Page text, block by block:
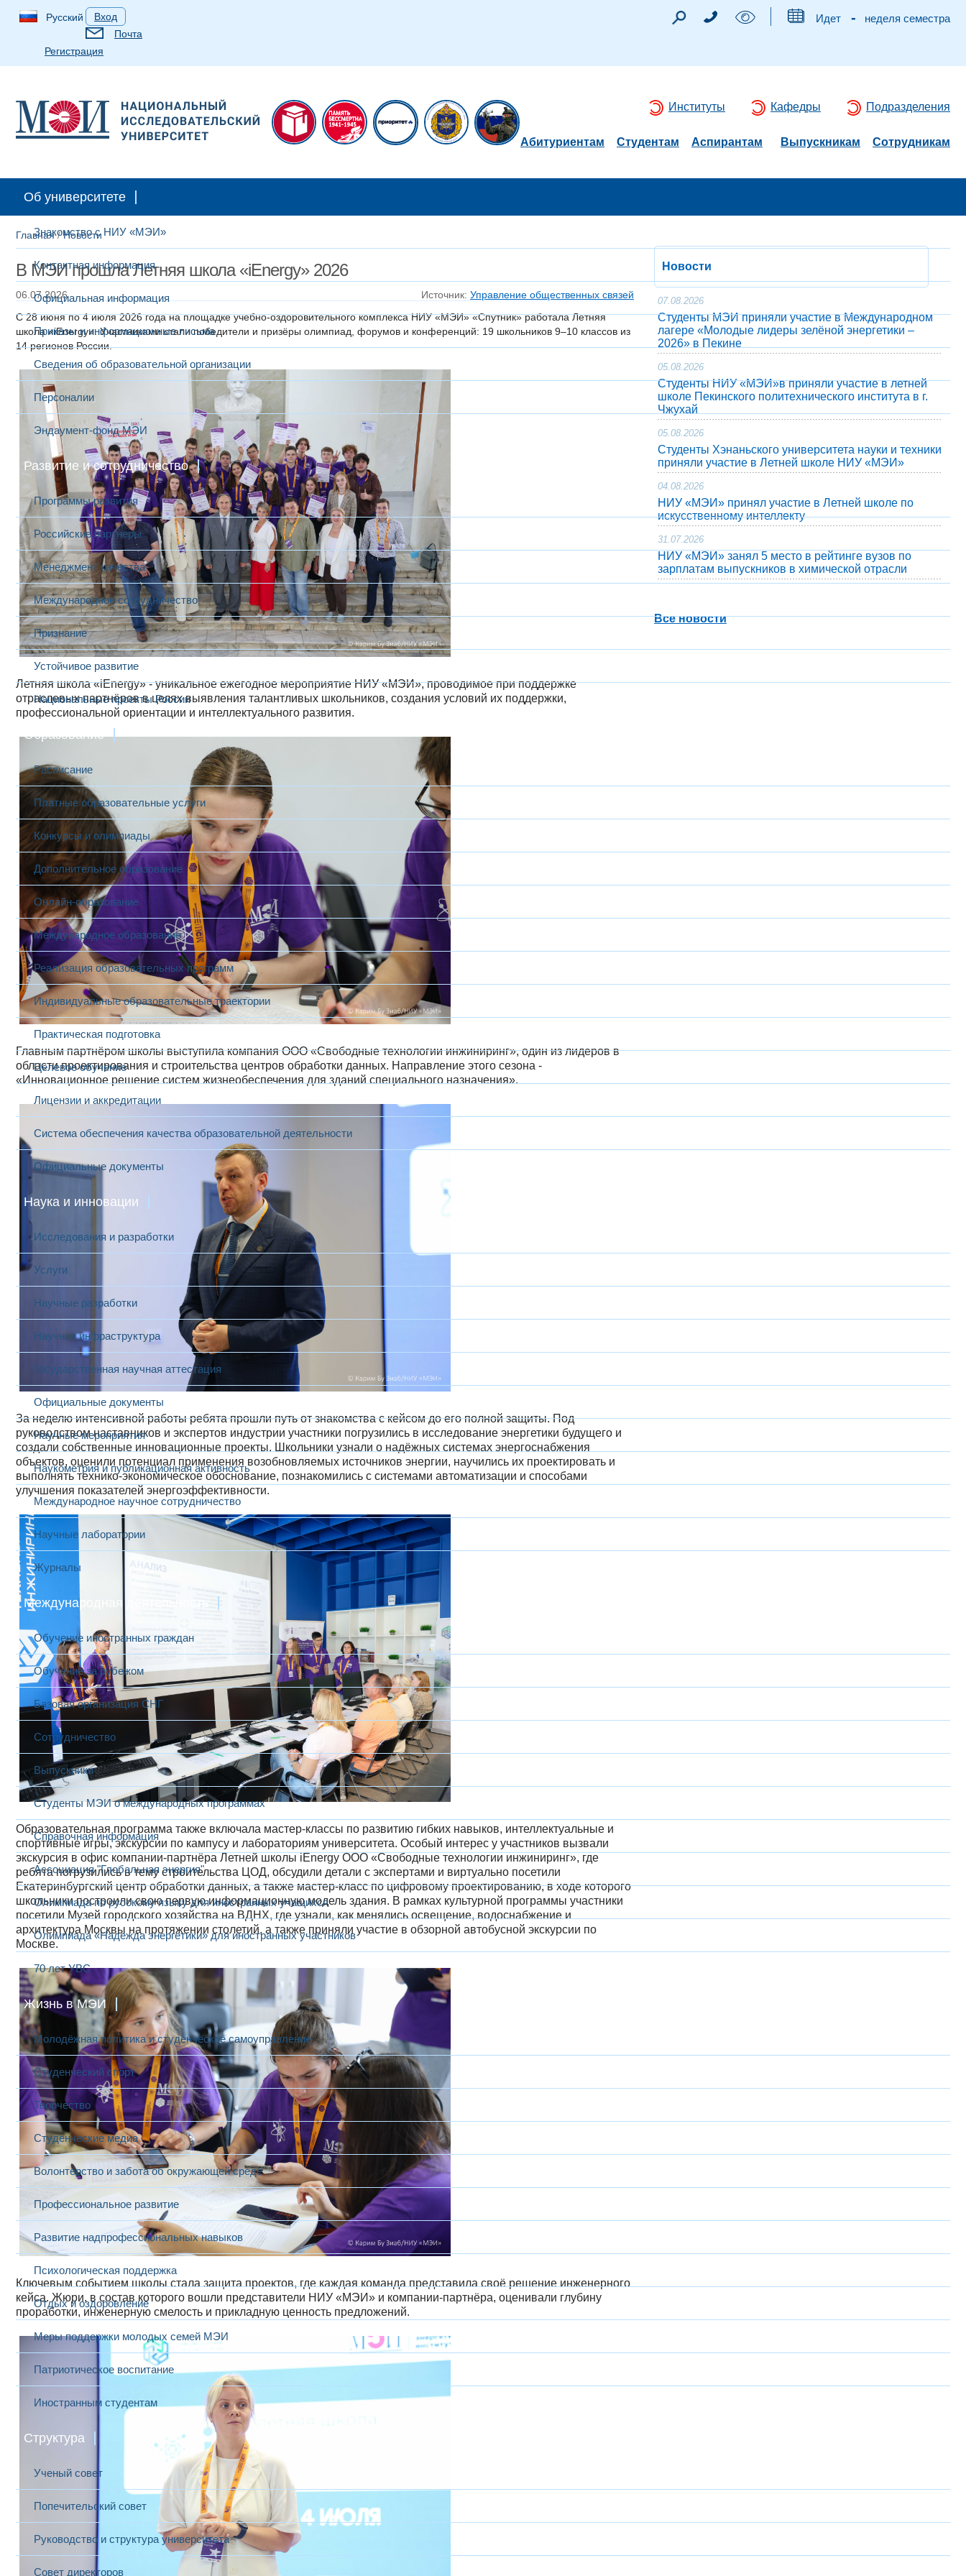
Русский
Вход
Почта
Регистрация
Идет - неделя семестра
Институты Кафедры Подразделения
Абитуриентам Студентам Аспирантам Выпускникам Сотрудникам
Об университете
Знакомство с НИУ «МЭИ»
Контактная информация
Официальная информация
Приказы и информационные письма
Сведения об образовательной организации
Персоналии
Эндаумент-фонд МЭИ
Развитие и сотрудничество
Программы развития
Российские партнеры
Менеджмент качества
Международное сотрудничество
Признание
Устойчивое развитие
Национальные проекты России
Образование
Расписание
Платные образовательные услуги
Конкурсы и олимпиады
Дополнительное образование
Онлайн-образование
Международное образование
Реализация образовательных программ
Индивидуальные образовательные траектории
Практическая подготовка
Целевое обучение
Лицензии и аккредитации
Система обеспечения качества образовательной деятельности
Официальные документы
Наука и инновации
Исследования и разработки
Услуги
Научные разработки
Научная инфраструктура
Государственная научная аттестация
Официальные документы
Научные мероприятия
Наукометрия и публикационная активность
Международное научное сотрудничество
Научные лаборатории
Журналы
Международная деятельность
Обучение иностранных граждан
Обучение за рубежом
Базовая организация СНГ
Сотрудничество
Выпускники
Студенты МЭИ о международных программах
Справочная информация
Ассоциация "Глобальная энергия"
Олимпиада по русскому языку для иностранных учащихся
Олимпиада «Надежда энергетики» для иностранных участников
70 лет УВС
Жизнь в МЭИ
Молодёжная политика и студенческое самоуправление
Студенческий спорт
Творчество
Студенческие медиа
Волонтёрство и забота об окружающей среде
Профессиональное развитие
Развитие надпрофессиональных навыков
Психологическая поддержка
Отдых и оздоровление
Меры поддержки молодых семей МЭИ
Патриотическое воспитание
Иностранным студентам
Структура
Ученый совет
Попечительский совет
Руководство и структура университета
Совет директоров
Главная /Новости
В МЭИ прошла Летняя школа «iEnergy» 2026
06.07.2026 Источник: Управление общественных связей
С 28 июня по 4 июля 2026 года на площадке учебно-оздоровительного комплекса НИУ «МЭИ» «Спутник» работала Летняя
школа «iEnergy». Участниками стали победители и призёры олимпиад, форумов и конференций: 19 школьников 9–10 классов из
14 регионов России.
Летняя школа «iEnergy» - уникальное ежегодное мероприятие НИУ «МЭИ», проводимое при поддержке
отраслевых партнёров в целях выявления талантливых школьников, создания условий их поддержки,
профессиональной ориентации и интеллектуального развития.
Главным партнёром школы выступила компания ООО «Свободные технологии инжиниринг», один из лидеров в
области проектирования и строительства центров обработки данных. Направление этого сезона -
«Инновационное решение систем жизнеобеспечения для зданий специального назначения».
За неделю интенсивной работы ребята прошли путь от знакомства с кейсом до его полной защиты. Под
руководством наставников и экспертов индустрии участники погрузились в исследование энергетики будущего и
создали собственные инновационные проекты. Школьники узнали о надёжных системах энергоснабжения
объектов, оценили потенциал применения возобновляемых источников энергии, научились их проектировать и
выполнять технико-экономическое обоснование, познакомились с системами автоматизации и способами
улучшения показателей энергоэффективности.
Образовательная программа также включала мастер-классы по развитию гибких навыков, интеллектуальные и
спортивные игры, экскурсии по кампусу и лабораториям университета. Особый интерес у участников вызвали
экскурсия в офис компании-партнёра Летней школы iEnergy ООО «Свободные технологии инжиниринг», где
ребята погрузились в тему строительства ЦОД, обсудили детали с экспертами и виртуально посетили
Екатеринбургский центр обработки данных, а также мастер-класс по цифровому проектированию, в ходе которого
школьники построили свою первую информационную модель здания. В рамках культурной программы участники
посетили Музей городского хозяйства на ВДНХ, где узнали, как менялись освещение, водоснабжение и
архитектура Москвы на протяжении столетий, а также приняли участие в обзорной автобусной экскурсии по
Москве.
Ключевым событием школы стала защита проектов, где каждая команда представила своё решение инженерного
кейса. Жюри, в состав которого вошли представители НИУ «МЭИ» и компании-партнёра, оценивали глубину
проработки, инженерную смелость и прикладную ценность предложений.
Новости
07.08.2026
Студенты МЭИ приняли участие в Международном
лагере «Молодые лидеры зелёной энергетики –
2026» в Пекине
05.08.2026
Студенты НИУ «МЭИ»в приняли участие в летней
школе Пекинского политехнического института в г.
Чжухай
05.08.2026
Студенты Хэнаньского университета науки и техники
приняли участие в Летней школе НИУ «МЭИ»
04.08.2026
НИУ «МЭИ» принял участие в Летней школе по
искусственному интеллекту
31.07.2026
НИУ «МЭИ» занял 5 место в рейтинге вузов по
зарплатам выпускников в химической отрасли
Все новости